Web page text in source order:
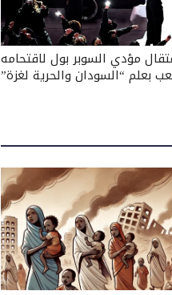
مؤدي السوبر بول لاقتحامه
بعلم “السودان والحرية لغزة”